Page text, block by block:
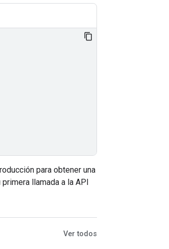
para obtener una
llamada a la API
Ver todos